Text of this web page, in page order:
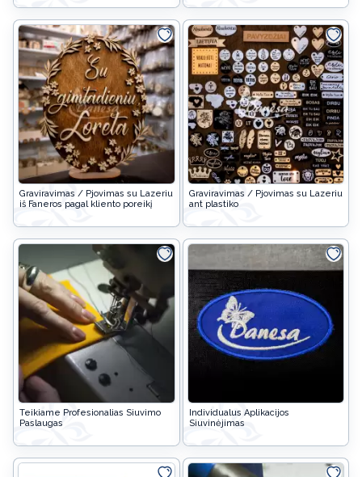
Graviravimas / Pjovimas su Lazeriu
iš Faneros pagal kliento poreikį
Graviravimas / Pjovimas su Lazeriu
ant plastiko
Teikiame Profesionalias Siuvimo
Paslaugas
Individualus Aplikacijos
Siuvinėjimas